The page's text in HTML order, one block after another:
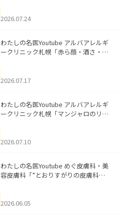
た。
2026.07.24
わたしの名医Youtube アルバアレルギ
ークリニック札幌「赤ら顔・酒さ・ニ
した。
2026.07.17
わたしの名医Youtube アルバアレルギ
ークリニック札幌「マンジャロのリア
た。
2026.07.10
わたしの名医Youtube めぐ皮膚科・美
容皮膚科「”とおりすがりの皮膚科
2026.06.05